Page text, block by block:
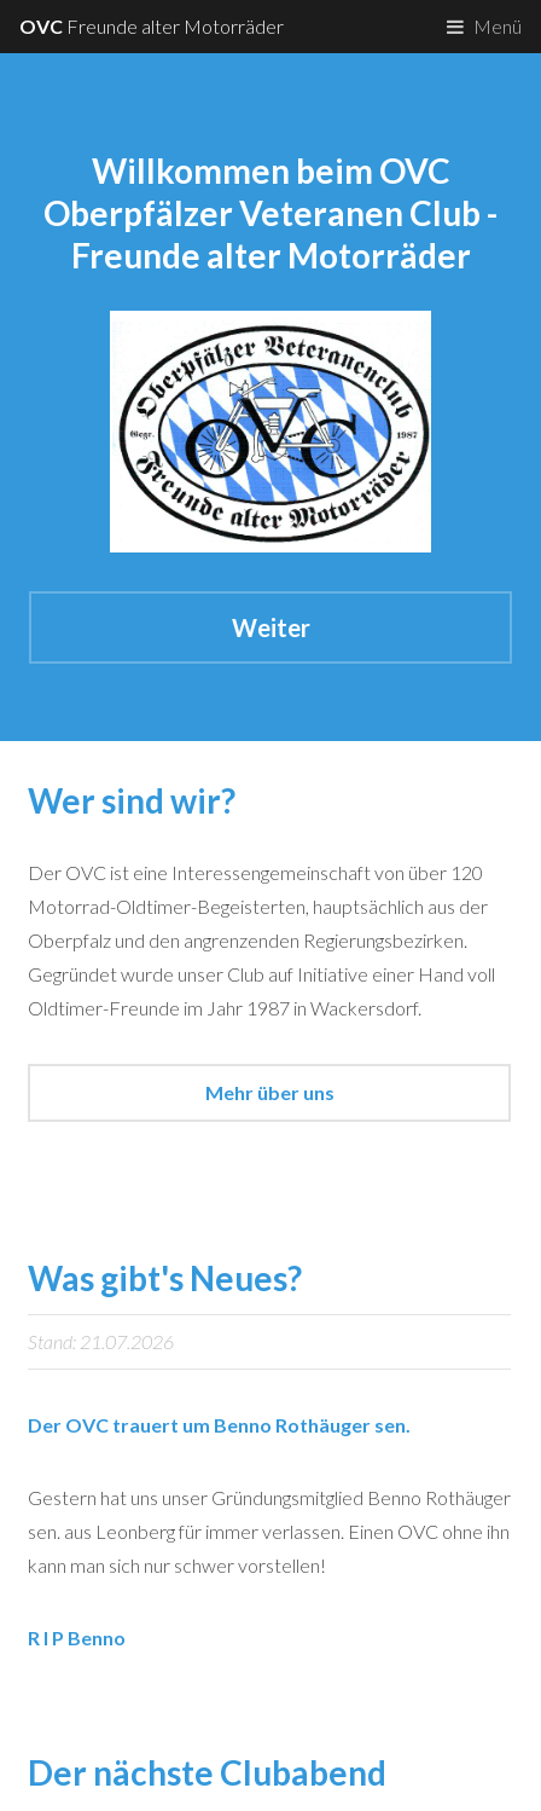
OVC Freunde alter Motorräder Menü
Willkommen beim OVC
Oberpfälzer Veteranen Club -
Freunde alter Motorräder
Weiter
Wer sind wir?
Der OVC ist eine Interessengemeinschaft von über 120
Motorrad-Oldtimer-Begeisterten, hauptsächlich aus der
Oberpfalz und den angrenzenden Regierungsbezirken.
Gegründet wurde unser Club auf Initiative einer Hand voll
Oldtimer-Freunde im Jahr 1987 in Wackersdorf.
Mehr über uns
Was gibt's Neues?
Stand: 21.07.2026
Der OVC trauert um Benno Rothäuger sen.
Gestern hat uns unser Gründungsmitglied Benno Rothäuger
sen. aus Leonberg für immer verlassen. Einen OVC ohne ihn
kann man sich nur schwer vorstellen!
R I P Benno
Der nächste Clubabend